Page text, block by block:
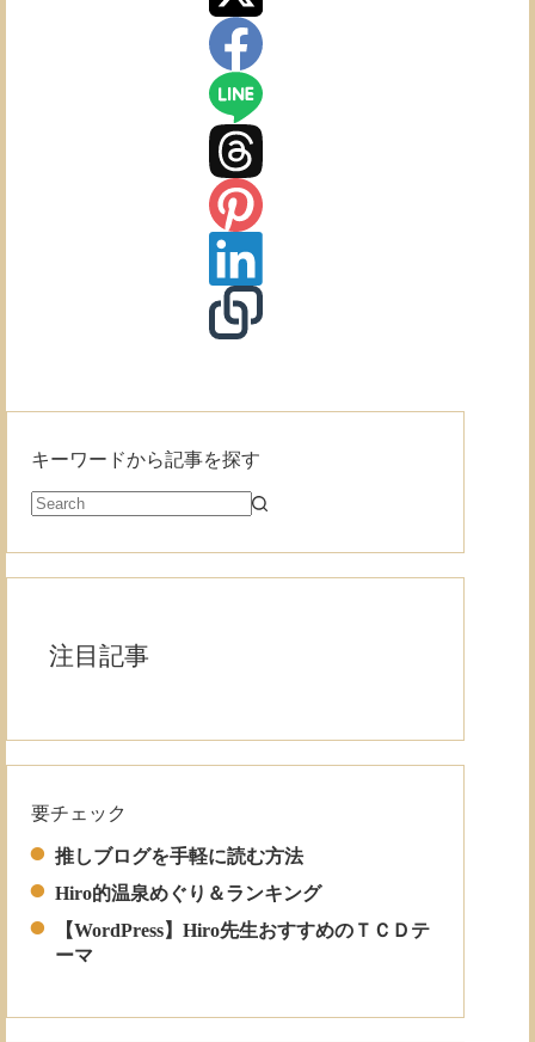
キーワードから記事を探す
注目記事
要チェック
推しブログを手軽に読む方法
Hiro的温泉めぐり＆ランキング
【WordPress】Hiro先生おすすめのＴＣＤテ
ーマ